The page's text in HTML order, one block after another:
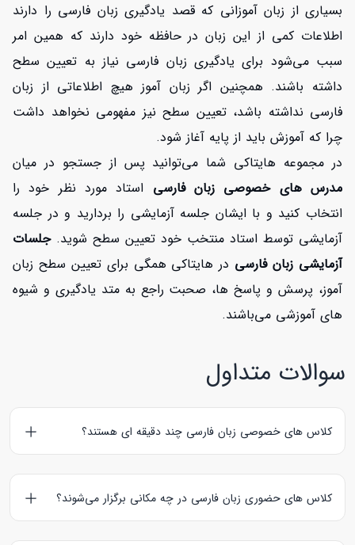
بسیاری از زبان آموزانی که قصد یادگیری زبان فارسی را دارند
اطلاعات کمی از این زبان در حافظه خود دارند که همین امر
سبب می‌شود برای یادگیری زبان فارسی نیاز به تعیین سطح
داشته باشند. همچنین اگر زبان آموز هیچ اطلاعاتی از زبان
فارسی نداشته باشد، تعیین سطح نیز مفهومی نخواهد داشت
چرا که آموزش باید از پایه آغاز شود.
در مجموعه هایتاکی شما می‌توانید پس از جستجو در میان
مدرس های خصوصی زبان فارسی استاد مورد نظر خود را
انتخاب کنید و با ایشان جلسه آزمایشی را بردارید و در جلسه
آزمایشی توسط استاد منتخب خود تعیین سطح شوید.جلسات
آزمایشی زبان فارسی در هایتاکی همگی برای تعیین سطح زبان
آموز، پرسش و پاسخ ها، صحبت راجع به متد یادگیری و شیوه
های آموزشی می‌باشند.
سوالات متداول
کلاس های خصوصی زبان فارسی چند دقیقه ای هستند؟
کلاس‌های آنلاین زبان فارسی60 و
کلاس‌های حضوری زبان فارسی
90 دقیقه ای هستند؛ کلاس های آزمایشی نیز به مدت 30 دقیقه
برگزار می‌گردند.
کلاس های حضوری زبان فارسی در چه مکانی برگزار می‌شوند؟